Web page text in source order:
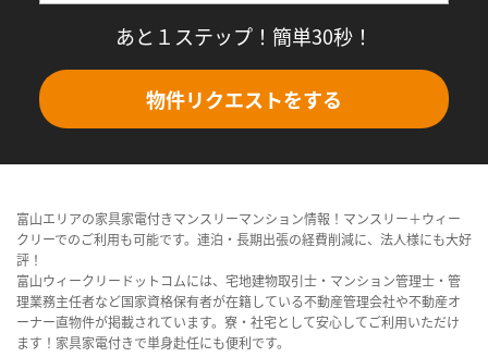
あと１ステップ！簡単30秒！
物件リクエストをする
富山エリアの家具家電付きマンスリーマンション情報！マンスリー＋ウィー
クリーでのご利用も可能です。連泊・長期出張の経費削減に、法人様にも大好
評！
富山ウィークリードットコムには、宅地建物取引士・マンション管理士・管
理業務主任者など国家資格保有者が在籍している不動産管理会社や不動産オ
ーナー直物件が掲載されています。寮・社宅として安心してご利用いただけ
ます！家具家電付きで単身赴任にも便利です。